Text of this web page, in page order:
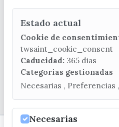
C/ Poniente, 2. CP
Estado actual
Cookie de
twsaint_cookie_consent
Caducidad: 365 dias
Categorias gestionadas
Necesarias